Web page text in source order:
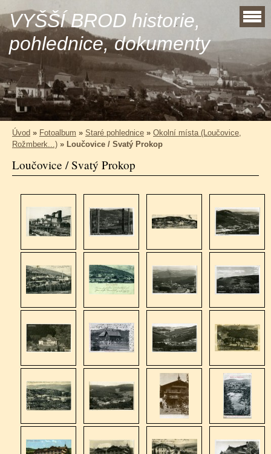
VYŠŠÍ BROD historie,
pohlednice, dokumenty
Úvod » Fotoalbum » Staré pohlednice » Okolní místa (Loučovice,
Rožmberk...) » Loučovice / Svatý Prokop
Loučovice / Svatý Prokop